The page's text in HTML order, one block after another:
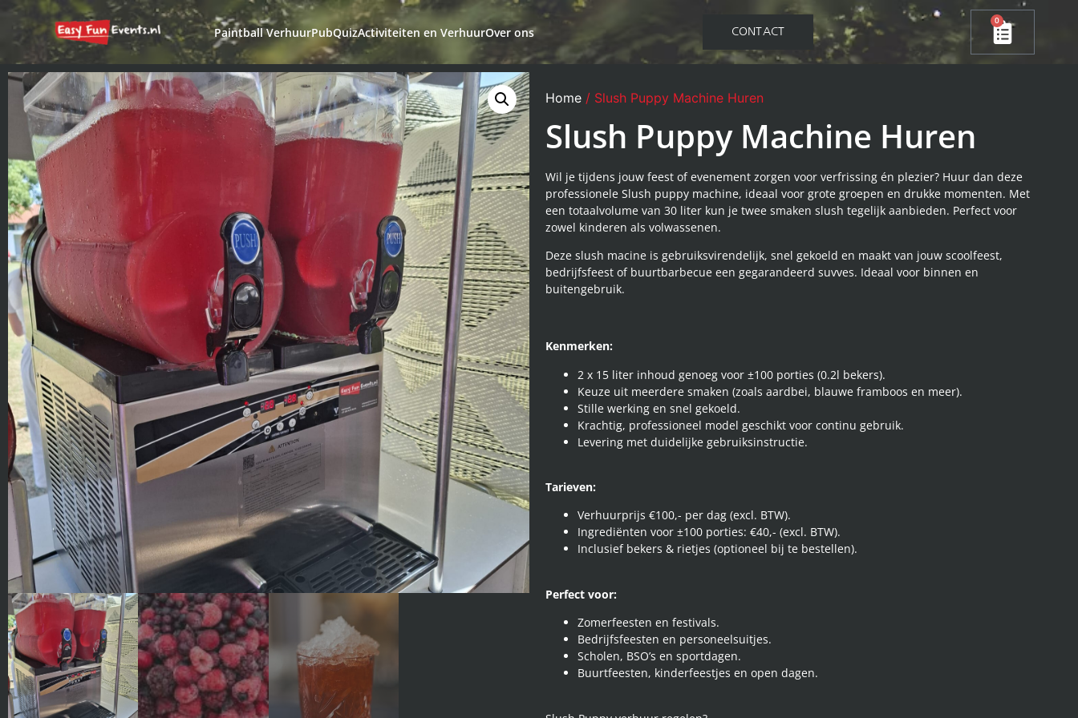
Paintball VerhuurPubQuizActiviteiten en VerhuurOver ons CONTACT
0
Home/ Slush Puppy Machine Huren
Slush Puppy Machine Huren
Wil je tijdens jouw feest of evenement zorgen voor verfrissing én plezier? Huur dan deze
professionele Slush puppy machine, ideaal voor grote groepen en drukke momenten. Met
een totaalvolume van 30 liter kun je twee smaken slush tegelijk aanbieden. Perfect voor
zowel kinderen als volwassenen.
Deze slush macine is gebruiksvirendelijk, snel gekoeld en maakt van jouw scoolfeest,
bedrijfsfeest of buurtbarbecue een gegarandeerd suvves. Ideaal voor binnen en
buitengebruik.
Kenmerken:
2 x 15 liter inhoud genoeg voor ±100 porties (0.2l bekers).
Keuze uit meerdere smaken (zoals aardbei, blauwe framboos en meer).
Stille werking en snel gekoeld.
Krachtig, professioneel model geschikt voor continu gebruik.
Levering met duidelijke gebruiksinstructie.
Tarieven:
Verhuurprijs €100,- per dag (excl. BTW).
Ingrediënten voor ±100 porties: €40,- (excl. BTW).
Inclusief bekers & rietjes (optioneel bij te bestellen).
Perfect voor:
Zomerfeesten en festivals.
Bedrijfsfeesten en personeelsuitjes.
Scholen, BSO’s en sportdagen.
Buurtfeesten, kinderfeestjes en open dagen.